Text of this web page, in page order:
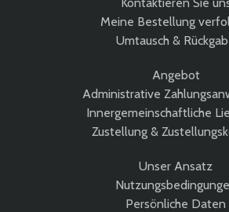
Meine Bestellung
Umtausch &
Angebot
Administrative
Innergemeinschaftliche
Zustellung &
Unser Ansatz
Persönliche Daten